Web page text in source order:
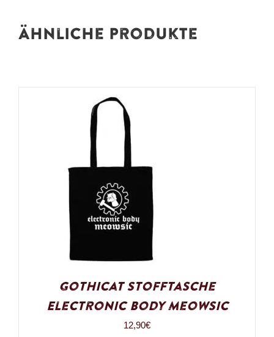
Ähnliche Produkte
Gothicat Stofftasche
Electronic Body Meowsic
12,90€